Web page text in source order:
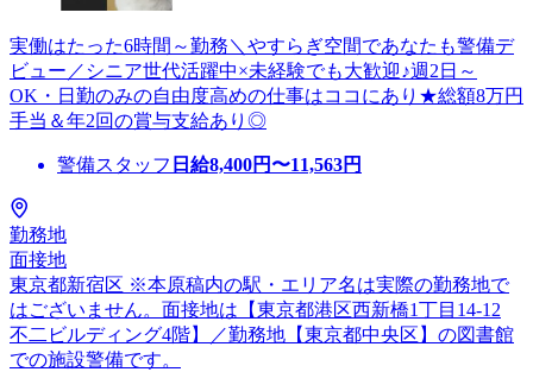
実働はたった6時間～勤務＼やすらぎ空間であなたも警備デ
ビュー／シニア世代活躍中×未経験でも大歓迎♪週2日～
OK・日勤のみの自由度高めの仕事はココにあり★総額8万円
手当＆年2回の賞与支給あり◎
警備スタッフ 日給8,400円〜11,563円
勤務地
面接地
東京都新宿区 ※本原稿内の駅・エリア名は実際の勤務地で
はございません。面接地は【東京都港区西新橋1丁目14-12
不二ビルディング4階】／勤務地【東京都中央区】の図書館
での施設警備です。